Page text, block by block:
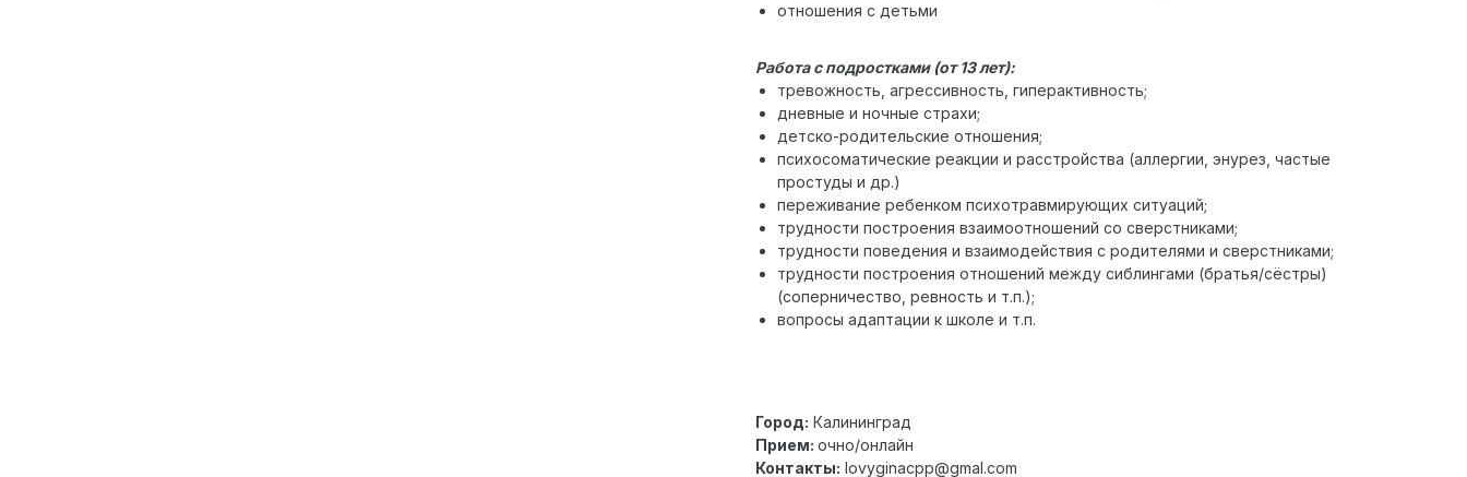
отношения с детьми
Работа с подростками (от 13 лет):
тревожность, агрессивность, гиперактивность;
дневные и ночные страхи;
детско-родительские отношения;
психосоматические реакции и расстройства (аллергии, энурез, частые
простуды и др.)
переживание ребенком психотравмирующих ситуаций;
трудности построения взаимоотношений со сверстниками;
трудности поведения и взаимодействия с родителями и сверстниками;
трудности построения отношений между сиблингами (братья/сёстры)
(соперничество, ревность и т.п.);
вопросы адаптации к школе и т.п.
Город: Калининград
Прием: очно/онлайн
Контакты: lovyginacpp@gmal.com